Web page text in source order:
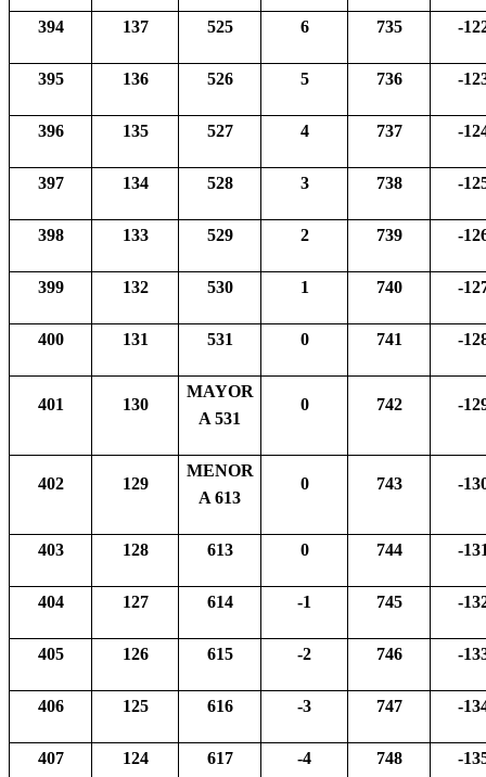
394 137 525 6 735 -
395 136 526 5 736 -
396 135 527 4 737 -
397 134 528 3 738 -
398 133 529 2 739 -
399 132 530 1 740 -
400 131 531 0 741 -
401 130
MAYOR
A 531
0 742 -
402 129
MENOR
A 613
0 743 -
403 128 613 0 744 -
404 127 614 -1 745 -
405 126 615 -2 746 -
406 125 616 -3 747 -
407 124 617 -4 748 -